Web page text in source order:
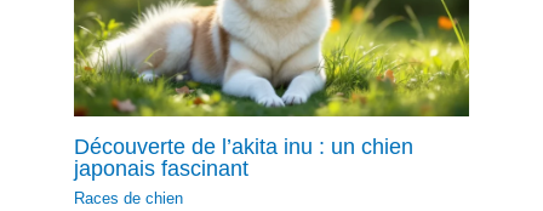
Découverte de l’akita inu : un chien
japonais fascinant
Races de chien